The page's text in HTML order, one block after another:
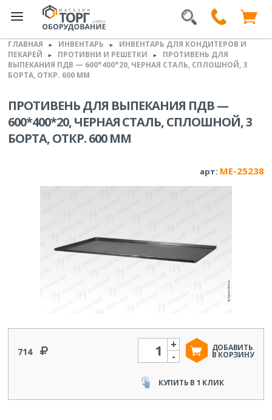
ГЛАВНАЯ ► ИНВЕНТАРЬ ►
ИНВЕНТАРЬ ДЛЯ КОНДИТЕРОВ И
ПЕКАРЕЙ
► ПРОТИВНИ И РЕШЕТКИ ►
ПРОТИВЕНЬ ДЛЯ
ВЫПЕКАНИЯ ПДВ — 600*400*20, ЧЕРНАЯ СТАЛЬ, СПЛОШНОЙ, 3
БОРТА, ОТКР. 600 ММ
ПРОТИВЕНЬ ДЛЯ ВЫПЕКАНИЯ ПДВ —
600*400*20, ЧЕРНАЯ СТАЛЬ, СПЛОШНОЙ, 3
БОРТА, ОТКР. 600 ММ
арт: ME-25238
714
Количество
-
+ ДОБАВИТЬ
В КОРЗИНУ
КУПИТЬ В 1 КЛИК